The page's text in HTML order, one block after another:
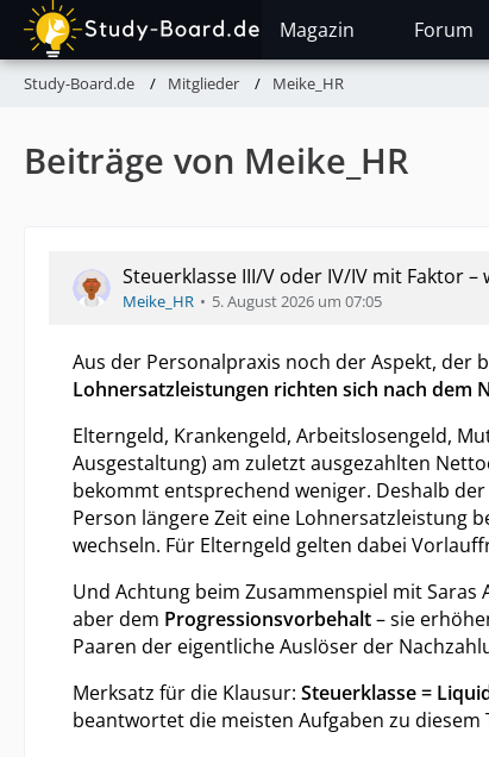
Magazin Forum
Study-Board.de Mitglieder Meike_HR
Beiträge von Meike_HR
Steuerklasse III/V oder IV/IV mit Faktor
Meike_HR 5. August 2026 um 07:05
Aus der Personalpraxis noch der Aspekt,
Lohnersatzleistungen richten sich nach dem
Elterngeld, Krankengeld, Arbeitslosengeld,
Ausgestaltung) am zuletzt ausgezahlten
bekommt entsprechend weniger. Deshalb
Person längere Zeit eine Lohnersatzleistung
wechseln. Für Elterngeld gelten dabei
Und Achtung beim Zusammenspiel mit
aber dem Progressionsvorbehalt– sie
Paaren der eigentliche Auslöser der
Merksatz für die Klausur: Steuerklasse =
beantwortet die meisten Aufgaben zu diesem